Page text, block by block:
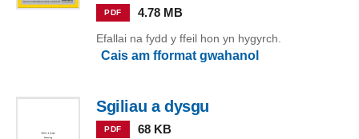
PDF 4.78 MB
Efallai na fydd y ffeil hon yn hygyrch.
Cais am fformat gwahanol
Sgiliau a dysgu
PDF 68 KB